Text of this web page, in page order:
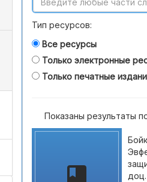
Тип ресурсов:
Все ресурсы
Только электронные
Только печатные
Показаны результаты